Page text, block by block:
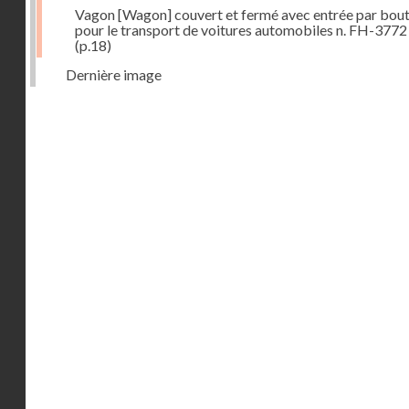
Vagon [Wagon] couvert et fermé avec entrée par
pour le transport de voitures automobiles n. FH-3772
(p.18)
Dernière image